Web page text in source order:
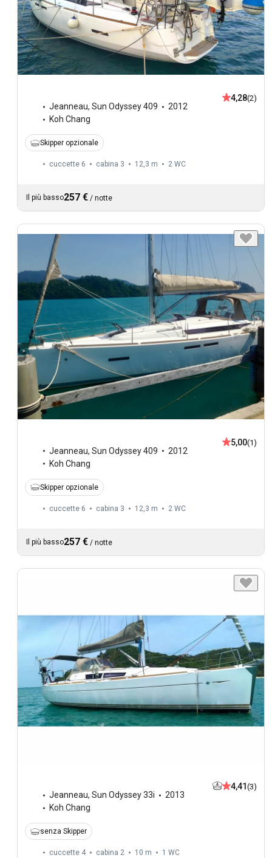
Jeanneau, Sun Odyssey 409
2012
Koh Chang
4,28(2)
Skipper opzionale
cuccette 6 cabina 3 12,3 m 2 WC
Il più basso257 € / notte
Jeanneau, Sun Odyssey 409
2012
Koh Chang
5,00(1)
Skipper opzionale
cuccette 6 cabina 3 12,3 m 2 WC
Il più basso257 € / notte
Jeanneau, Sun Odyssey 33i
2013
Koh Chang
4,41 (3)
senza Skipper
cuccette 4 cabina 2 10 m 1 WC